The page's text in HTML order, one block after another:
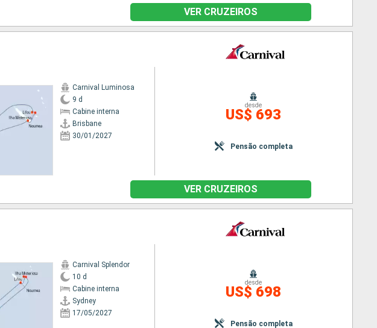
VER CRUZEIROS
Carnival Luminosa
9 d
Cabine interna
Brisbane
30/01/2027
desde
US$ 693
Pensão completa
VER CRUZEIROS
Carnival Splendor
10 d
Cabine interna
Sydney
17/05/2027
desde
US$ 698
Pensão completa